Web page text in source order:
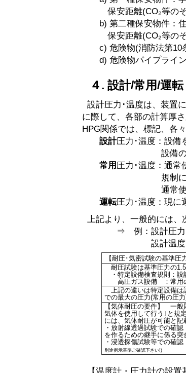
保安距離(CO₂等のそ
b) 第二種保安物件：
保安距離(CO₂等のそ
c) 危険物(消防法第10
d) 危険物パイプライ
４. 設計/常用/運
設計圧力･温度は、装置
に際して、各部の計算厚
HPG関係では、標記、各
設計圧力･温度：設備
設備
常用 圧力･温度：通常
規制
通常
運転圧力･温度：現に
上記より、一般的には
⇒ 例：設計圧力 = 常
設計温度 = 常
【耐圧･気密試験の基準
耐圧試験は基準圧力の1.5
・特定設備検査規則：
高圧ガス設備 ：常用の
上記の違いは特定設備は
での最大の圧力(常用の圧
【気体耐圧の要件】 一般
気体を使用して行う｣と規
には、気体耐圧が可能と
・放射線透過試験での確
を作るための継手に係る突
・浸透探傷試験等での確
別途例示基準ご確認下さい!)